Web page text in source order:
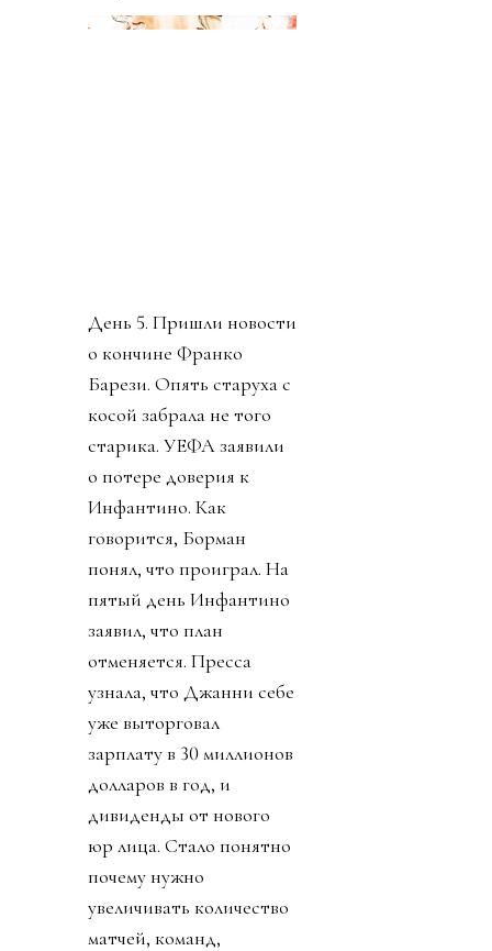
что план приватизации
День 5. Пришли новости
о кончине Франко
Барези. Опять старуха с
косой забрала не того
старика. УЕФА заявили
о потере доверия к
Инфантино. Как
говорится, Борман
понял, что проиграл. На
пятый день Инфантино
заявил, что план
отменяется. Пресса